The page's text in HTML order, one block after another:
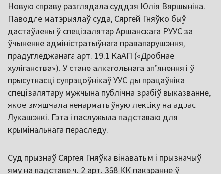
Новую справу разглядала суддзя Юлія Вяршыніна.
Паводле матэрыялаў суда, Сяргей Гняўко быў
дастаўлены ў спецізалятар Аршанскага РУУС за
ўчыненне адміністратыўнага правапарушэння,
прадугледжанага арт. 19.1 КаАП («Дробнае
хуліганства»). У стане алкагольнага апʼянення і ў
прысутнасці супрацоўнікаў УУС ды працаўніка
спецізалятару мужчына публічна зрабіў выказванне,
якое змяшчала ненарматыўную лексіку на адрас
Лукашэнкі. Гэта і паслужыла падставаю для
крымінальнага пераследу.
Суд прызнаў Сяргея Гняўка вінаватым і прызначыў
яму на падставе ч. 2 арт. 368 КК пакаранне ў